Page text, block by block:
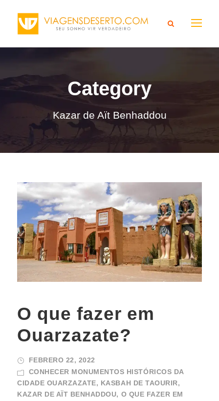
Category
Kazar de Aït Benhaddou
O que fazer em
Ouarzazate?
FEBRERO 22, 2022
CONHECER MONUMENTOS HISTÓRICOS DA
CIDADE OUARZAZATE, KASBAH DE TAOURIR,
KAZAR DE AÏT BENHADDOU, O QUE FAZER EM